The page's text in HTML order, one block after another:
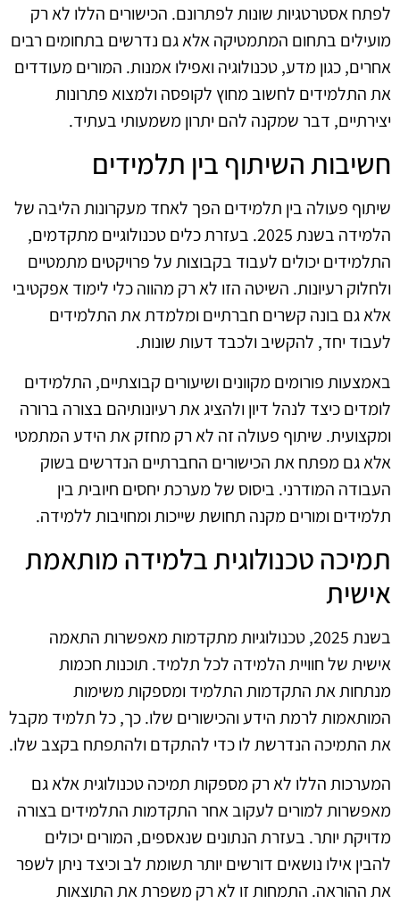
לפתח אסטרטגיות שונות לפתרונם. הכישורים הללו לא רק
מועילים בתחום המתמטיקה אלא גם נדרשים בתחומים רבים
אחרים, כגון מדע, טכנולוגיה ואפילו אמנות. המורים מעודדים
את התלמידים לחשוב מחוץ לקופסה ולמצוא פתרונות
יצירתיים, דבר שמקנה להם יתרון משמעותי בעתיד.
חשיבות השיתוף בין תלמידים
שיתוף פעולה בין תלמידים הפך לאחד מעקרונות הליבה של
הלמידה בשנת 2025. בעזרת כלים טכנולוגיים מתקדמים,
התלמידים יכולים לעבוד בקבוצות על פרויקטים מתמטיים
ולחלוק רעיונות. השיטה הזו לא רק מהווה כלי לימוד אפקטיבי
אלא גם בונה קשרים חברתיים ומלמדת את התלמידים
לעבוד יחד, להקשיב ולכבד דעות שונות.
באמצעות פורומים מקוונים ושיעורים קבוצתיים, התלמידים
לומדים כיצד לנהל דיון ולהציג את רעיונותיהם בצורה ברורה
ומקצועית. שיתוף פעולה זה לא רק מחזק את הידע המתמטי
אלא גם מפתח את הכישורים החברתיים הנדרשים בשוק
העבודה המודרני. ביסוס של מערכת יחסים חיובית בין
תלמידים ומורים מקנה תחושת שייכות ומחויבות ללמידה.
תמיכה טכנולוגית בלמידה מותאמת
אישית
בשנת 2025, טכנולוגיות מתקדמות מאפשרות התאמה
אישית של חוויית הלמידה לכל תלמיד. תוכנות חכמות
מנתחות את התקדמות התלמיד ומספקות משימות
המותאמות לרמת הידע והכישורים שלו. כך, כל תלמיד מקבל
את התמיכה הנדרשת לו כדי להתקדם ולהתפתח בקצב שלו.
המערכות הללו לא רק מספקות תמיכה טכנולוגית אלא גם
מאפשרות למורים לעקוב אחר התקדמות התלמידים בצורה
מדויקת יותר. בעזרת הנתונים שנאספים, המורים יכולים
להבין אילו נושאים דורשים יותר תשומת לב וכיצד ניתן לשפר
את ההוראה. התמחות זו לא רק משפרת את התוצאות